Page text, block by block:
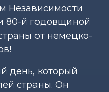
Независимости
80-й годовщиной
от немецко-
день, который
страны. Он